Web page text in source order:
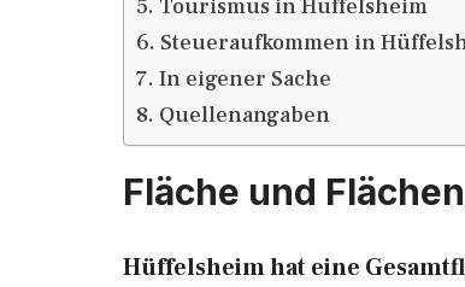
Tourismus in Hüffelsheim
Steueraufkommen in
In eigener Sache
Quellenangaben
Fläche und
Hüffelsheim hat eine